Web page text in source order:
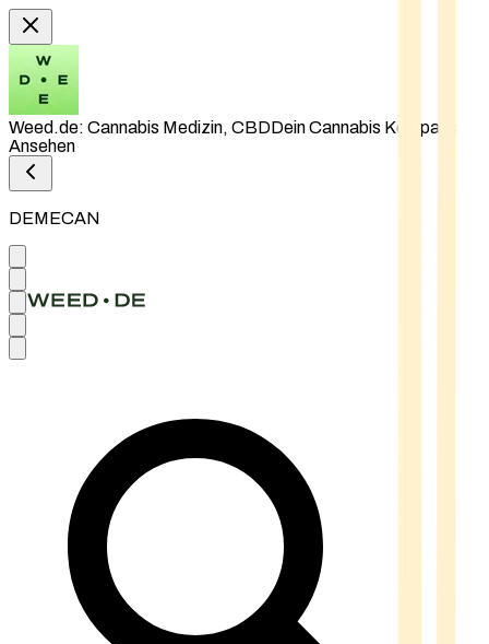
Weed.de: Cannabis Medizin, CBDDein Cannabis Kompass
Ansehen
DEMECAN